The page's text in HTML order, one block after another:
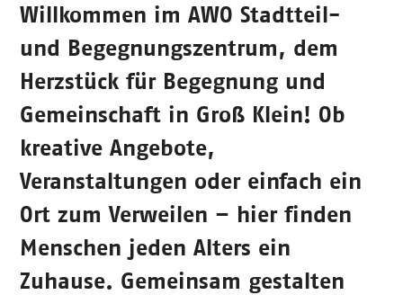
Willkommen imAWO Stadtteil-
und Begegnungszentrum, dem
Herzstück für Begegnung und
Gemeinschaft in Groß Klein! Ob
kreative Angebote,
Veranstaltungen oder einfach ein
Ort zum Verweilen – hier finden
Menschen jeden Alters ein
Zuhause. Gemeinsam gestalten